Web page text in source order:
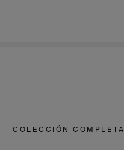
COLECCIÓN COMPLETA